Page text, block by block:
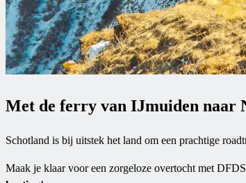
Met de ferry van IJmuiden naar
Schotland is bij uitstek het land om een prachtige
Maak je klaar voor een zorgeloze overtocht met